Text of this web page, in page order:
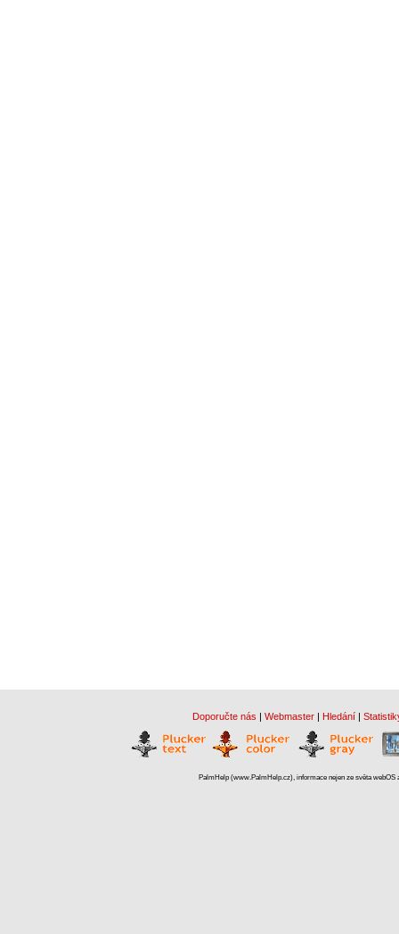
Doporučte nás | Webmaster | Hledání |
PalmHelp (www.PalmHelp.cz), informace nejen ze světa